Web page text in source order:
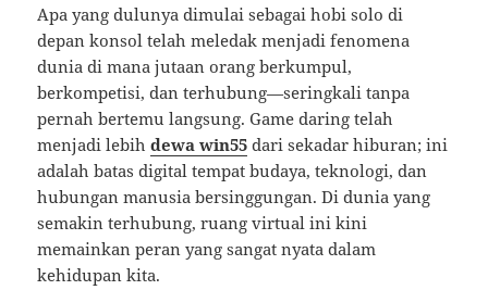
Apa yang dulunya dimulai sebagai hobi solo di
depan konsol telah meledak menjadi fenomena
dunia di mana jutaan orang berkumpul,
berkompetisi, dan terhubung—seringkali tanpa
pernah bertemu langsung. Game daring telah
menjadi lebihdewa win55 dari sekadar hiburan; ini
adalah batas digital tempat budaya, teknologi, dan
hubungan manusia bersinggungan. Di dunia yang
semakin terhubung, ruang virtual ini kini
memainkan peran yang sangat nyata dalam
kehidupan kita.